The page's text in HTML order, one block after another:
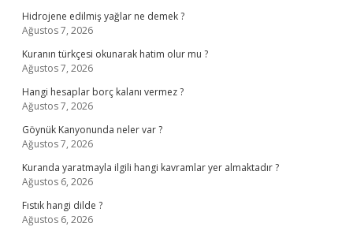
Hidrojene edilmiş yağlar ne demek ?
Ağustos 7, 2026
Kuranın türkçesi okunarak hatim olur mu ?
Ağustos 7, 2026
Hangi hesaplar borç kalanı vermez ?
Ağustos 7, 2026
Göynük Kanyonunda neler var ?
Ağustos 7, 2026
Kuranda yaratmayla ilgili hangi kavramlar yer almaktadır ?
Ağustos 6, 2026
Fıstık hangi dilde ?
Ağustos 6, 2026